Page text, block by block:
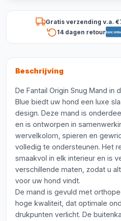
Gratis verzending v.a.
14 dagen retour
Beschrijving
De Fantail Origin Snug Mand in
Blue biedt uw hond een luxe
design. Deze mand is
en is ontworpen in
wervelkolom, spieren en
volledig te ondersteunen. Het
smaakvol in elk interieur en is
verschillende maten, zodat u
voor uw hond vindt.
De mand is gevuld met
hoge kwaliteit, dat optimale
drukpunten verlicht. De